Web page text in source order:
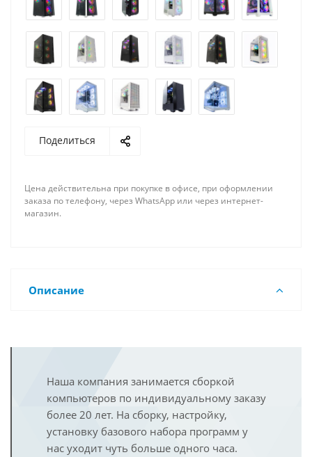
Поделиться
Цена действительна при покупке в офисе, при оформлении
заказа по телефону, через WhatsApp или через интернет-
магазин.
Описание
Наша компания занимается сборкой
компьютеров по индивидуальному заказу
более 20 лет. На сборку, настройку,
установку базового набора программ у
нас уходит чуть больше одного часа.